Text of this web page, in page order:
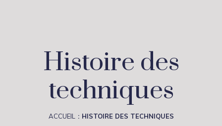
Histoire des
techniques
ACCUEIL HISTOIRE DES TECHNIQUES